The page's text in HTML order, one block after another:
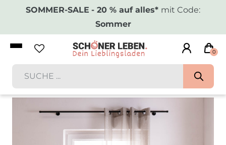
SOMMER-SALE - 20 % auf alles* mit Code:
Sommer
0